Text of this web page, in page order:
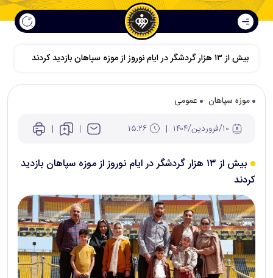
بیش از ۱۳ هزار گردشگر در ایام نوروز از موزه سپاهان بازدید کردند
موزه سپاهان
عمومی
بیش از ۱۳ هزار گردشگر در ایام نوروز از موزه سپاهان بازدید
کردند